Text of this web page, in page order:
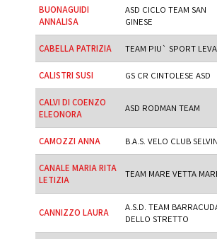
BUONAGUIDI
ANNALISA
ASD CICLO TEAM SAN
GINESE
CABELLA PATRIZIA TEAM PIU` SPORT
CALISTRI SUSI GS CR CINTOLESE ASD
CALVI DI COENZO
ELEONORA
ASD RODMAN TEAM
CAMOZZI ANNA B.A.S. VELO CLUB
CANALE MARIA RITA
LETIZIA
TEAM MARE VETTA
CANNIZZO LAURA
A.S.D. TEAM
DELLO STRETTO